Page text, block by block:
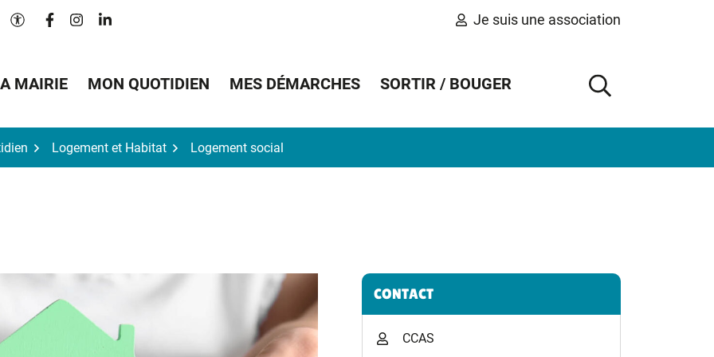
Paramètres d'accessibilité
Lien vers le compte Facebook
Lien vers le compte Instagram
Lien vers le compte Linkedin Je suis une association
MAIRIE MON QUOTIDIEN MES DÉMARCHES SORTIR / BOUGER
AFFICHER
Logement et Habitat Logement social
Informations complémentaires
CONTACT
CCAS